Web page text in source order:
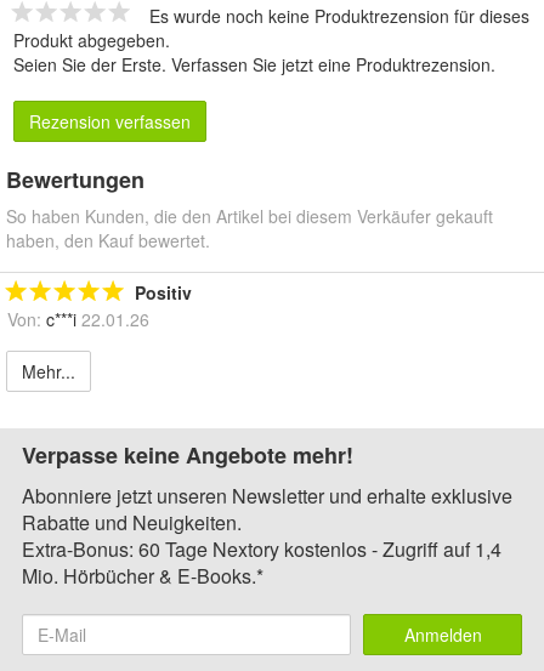
Es wurde noch keine Produktrezension für dieses
Produkt abgegeben.
Seien Sie der Erste. Verfassen Sie jetzt eine Produktrezension.
Rezension verfassen
Bewertungen
So haben Kunden, die den Artikel bei diesem Verkäufer gekauft
haben, den Kauf bewertet.
Positiv
Von: c***i 22.01.26
Mehr...
Verpasse keine Angebote mehr!
Abonniere jetzt unseren Newsletter und erhalte exklusive
Rabatte und Neuigkeiten.
Extra-Bonus: 60 Tage Nextory kostenlos - Zugriff auf 1,4
Mio. Hörbücher & E-Books.*
Anmelden